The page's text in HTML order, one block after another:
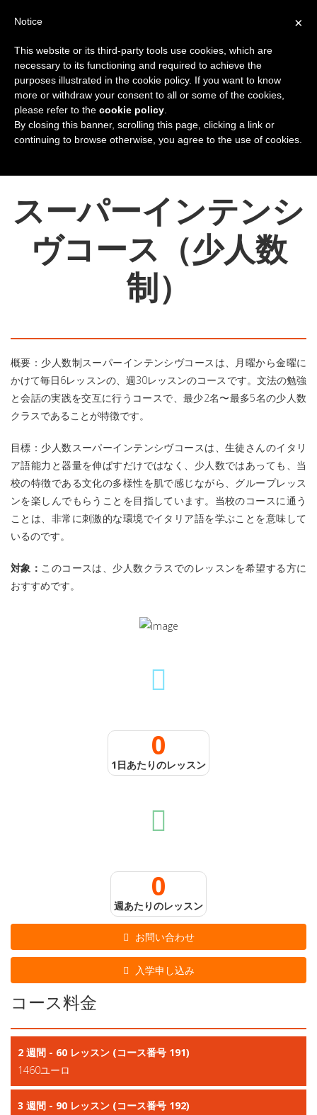
スーパーインテンシ
ヴコース（少人数
制）
概要：少人数制スーパーインテンシヴコースは、月曜から金曜に
かけて毎日6レッスンの、週30レッスンのコースです。文法の勉強
と会話の実践を交互に行うコースで、最少2名〜最多5名の少人数
クラスであることが特徴です。
目標：少人数スーパーインテンシヴコースは、生徒さんのイタリ
ア語能力と器量を伸ばすだけではなく、少人数ではあっても、当
校の特徴である文化の多様性を肌で感じながら、グループレッス
ンを楽しんでもらうことを目指しています。当校のコースに通う
ことは、非常に刺激的な環境でイタリア語を学ぶことを意味して
いるのです。
対象： このコースは、少人数クラスでのレッスンを希望する方に
おすすめです。
0
1日あたりのレッスン
0
週あたりのレッスン
お問い合わせ
入学申し込み
コース料金
2 週間 - 60 レッスン (コース番号 191)
1460ユーロ
3 週間 - 90 レッスン (コース番号 192)
×
Notice
This website or its third-party tools use cookies, which are
necessary to its functioning and required to achieve the
purposes illustrated in the cookie policy. If you want to know
more or withdraw your consent to all or some of the cookies,
please refer to the cookie policy
By closing this banner, scrolling this page, clicking a link or
continuing to browse otherwise, you agree to the use of cookies.